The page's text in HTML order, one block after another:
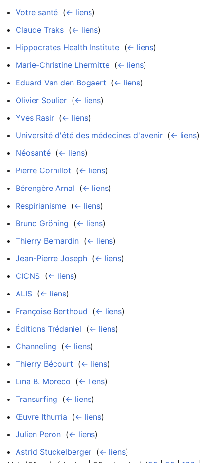
Votre santé (← liens)
Claude Traks (← liens)
Hippocrates Health Institute (← liens)
Marie-Christine Lhermitte (← liens)
Eduard Van den Bogaert (← liens)
Olivier Soulier (← liens)
Yves Rasir (← liens)
Université d'été des médecines d'avenir (← liens)
Néosanté (← liens)
Pierre Cornillot (← liens)
Bérengère Arnal (← liens)
Respirianisme (← liens)
Bruno Gröning (← liens)
Thierry Bernardin (← liens)
Jean-Pierre Joseph (← liens)
CICNS (← liens)
ALIS (← liens)
Françoise Berthoud (← liens)
Éditions Trédaniel (← liens)
Channeling (← liens)
Thierry Bécourt (← liens)
Lina B. Moreco (← liens)
Transurfing (← liens)
Œuvre Ithurria (← liens)
Julien Peron (← liens)
Astrid Stuckelberger (← liens)